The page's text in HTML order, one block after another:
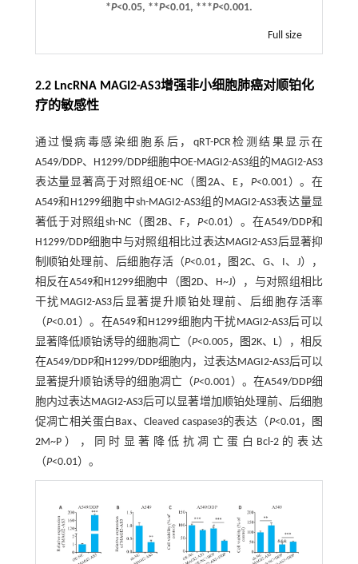
*P<0.05, **P<0.01, ***P<0.001.
Full size
2.2 LncRNA MAGI2-AS3增强非小细胞肺癌对顺铂化
疗的敏感性
通过慢病毒感染细胞系后，qRT-PCR检测结果显示在
A549/DDP、H1299/DDP细胞中OE-MAGI2-AS3组的MAGI2-AS3
表达量显著高于对照组OE-NC（ 图2A、E， P<0.001）。在
A549和H1299细胞中sh-MAGI2-AS3组的MAGI2-AS3表达量显
著低于对照组sh-NC（ 图2B、F， P<0.01）。在A549/DDP和
H1299/DDP细胞中与对照组相比过表达MAGI2-AS3后显著抑
制顺铂处理前、后细胞存活（P<0.01， 图2C、G、I、J），
相反在A549和H1299细胞中（ 图2D、H~J），与对照组相比
干扰MAGI2-AS3后显著提升顺铂处理前、后细胞存活率
（P<0.01）。在A549和H1299细胞内干扰MAGI2-AS3后可以
显著降低顺铂诱导的细胞凋亡（P<0.005， 图2K、L），相反
在A549/DDP和H1299/DDP细胞内，过表达MAGI2-AS3后可以
显著提升顺铂诱导的细胞凋亡（P<0.001）。在A549/DDP细
胞内过表达MAGI2-AS3后可以显著增加顺铂处理前、后细胞
促凋亡相关蛋白Bax、Cleaved caspase3的表达（P<0.01，
图
2M~P），同时显著降低抗凋亡蛋白Bcl-2的表达
（P<0.01）。